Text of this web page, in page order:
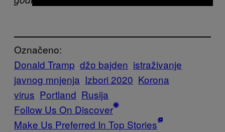
Označeno:
Donald Tramp džo bajden istraživanje
javnog mnjenja Izbori 2020 Korona
virus Portland Rusija
Follow Us On Discover
Make Us Preferred In Top Stories